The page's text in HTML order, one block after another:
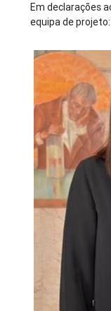
Em declarações
equipa de projeto: